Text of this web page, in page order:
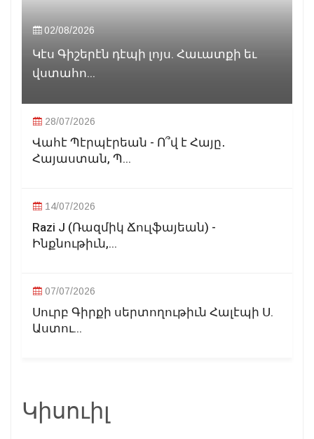
02/08/2026
Կէս Գիշերէն դէպի լոյս. Հաւատքի եւ
վստահո...
28/07/2026
Վահէ Պէրպէրեան - Ո՞վ է Հայը․
Հայաստան, Պ...
14/07/2026
Razi J (Ռազմիկ Ճուլֆայեան) -
Ինքնութիւն,...
07/07/2026
Սուրբ Գիրքի սերտողութիւն Հալէպի Ս.
Աստու...
Կիսուիլ